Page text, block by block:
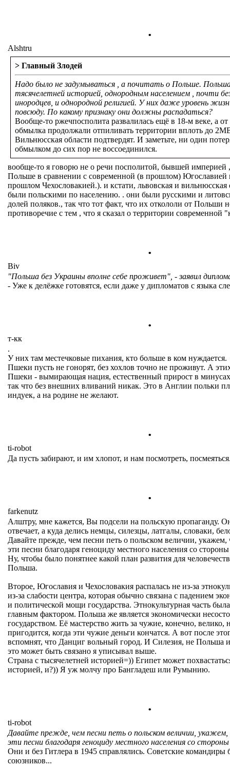
.
Alshtru
> Главный Злодей
Надо было не задумываться , а почитать о Польше. Польша
тясячелетней историей, однородным населением , почти
инородцев, и однородной религией. У них даже уровень
повсюду. По какому признаку они должны распадаться?
Вообще-то ржечпосполита развалилась ещё в 18-м веке, а
обмылка продолжали отпиливать территории вплоть до
Вильнюсская области подтвердят. И заметьте, ни один
обмылком до сих пор не воссоединился.
вообще-то я говорю не о речи посполитой, бывшей империей
Польше в сравнении с современной (в прошлом) Югославией
прошлом Чехословакией.). и кстати, львовская и вильнюсская
были польскими по населению. . они были русскими и
долей поляков., так что тот факт, что их откололи от Польши
противоречие с тем , что я сказал о территории
.
Biv
"Польша без Украины вполне себе проживет", - заявил
- Уже к делёжке готовятся, если даже у дипломатов с языка
.
т-кк
.
У них там местечковые пихания, кто больше в ком нуждается.
Пшеки пусть не гонорят, без хохлов точно не проживут. А
Пшеки - вымирающая нация, естественный прирост в
так что без внешних вливаний никак. Это в Англии польки
индуек, а на родине не желают.
.
ti-robot
Да пусть забирают, и им хлопот, и нам посмотреть,
.
farkenutz
Алштру, мне кажется, Вы подсели на польскую пропаганду.
отвечает, а куда делись немцы, силезцы, латгалы, словаки,
Давайте прежде, чем песни петь о польском величии, укажем,
эти песни благодаря геноциду местного населения со
Ну, чтобы было понятнее какой план развития для
Польша.
Второе, Югославия и Чехословакия распалась не из-за
из-за слабости центра, которая обычно связана с падением
и политической мощи государства. Этнокультурная часть
главным фактором. Польша же является экономически
государством. Её мастерство жить за чужие, конечно, велико,
пригодится, когда эти чужие деньги кончатся. А вот после
вспомнят, что Данциг вольный город. И Силезия, не Польша
это может быть связано я уписывал выше.
Страна с тысячелетней историей=)) Египет может
историей, и?)) Я уж молчу про Бангладеш или Румынию.
.
ti-robot
Давайте прежде, чем песни петь о польском величии, укажем,
эти песни благодаря геноциду местного населения со
Они и без Гитлера в 1945 справлялись. Советские командиры
союзников...